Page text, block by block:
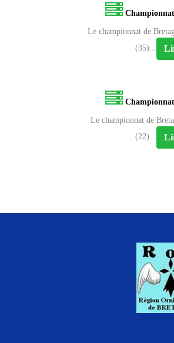
Le championnat de
(35)...
Le championnat de
(22)...